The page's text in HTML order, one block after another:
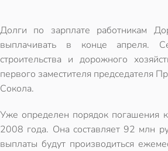
Долги по зарплате работникам
выплачивать в конце апреля.
строительства и дорожного
первого заместителя председателя
Сокола.
Уже определен порядок погашения
2008 года. Она составляет 92 млн
выплаты будут производиться